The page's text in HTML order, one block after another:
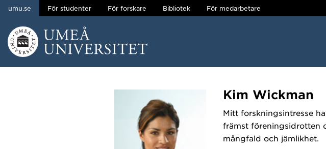
Hoppa direkt till innehållet
umu.se För studenter För forskare Bibliotek För medarbetare
Kim Wickman
Mitt forskningsintresse
främst föreningsidrotten
mångfald och jämlikhet.